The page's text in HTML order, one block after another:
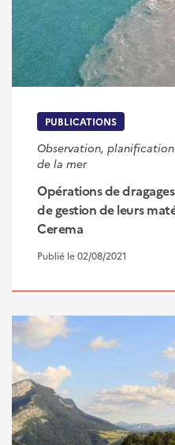
PUBLICATIONS
Observation,
de la mer
Opérations de
de gestion de leurs
Cerema
Publié le 02/08/2021